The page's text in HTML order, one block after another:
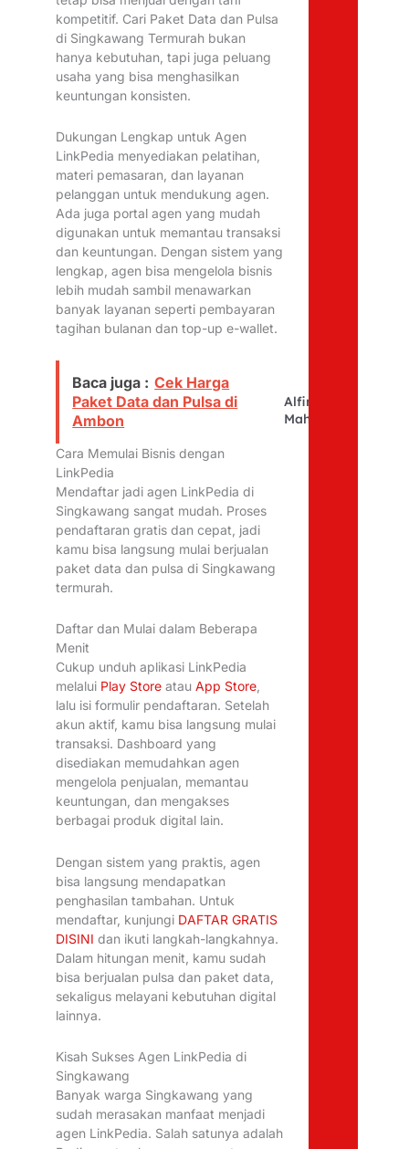
kompetitif. Cari Paket Data dan Pulsa
di Singkawang Termurah bukan
hanya kebutuhan, tapi juga peluang
usaha yang bisa menghasilkan
keuntungan konsisten.
Dukungan Lengkap untuk Agen
LinkPedia menyediakan pelatihan,
materi pemasaran, dan layanan
pelanggan untuk mendukung agen.
Ada juga portal agen yang mudah
digunakan untuk memantau transaksi
dan keuntungan. Dengan sistem yang
lengkap, agen bisa mengelola bisnis
lebih mudah sambil menawarkan
banyak layanan seperti pembayaran
tagihan bulanan dan top-up e-wallet.
Baca juga : Cek Harga
Paket Data dan Pulsa di
Ambon
Cara Memulai Bisnis dengan
LinkPedia
Mendaftar jadi agen LinkPedia di
Singkawang sangat mudah. Proses
pendaftaran gratis dan cepat, jadi
kamu bisa langsung mulai berjualan
paket data dan pulsa di Singkawang
termurah.
Daftar dan Mulai dalam Beberapa
Menit
Cukup unduh aplikasi LinkPedia
melalui Play Store atauApp Store
lalu isi formulir pendaftaran. Setelah
akun aktif, kamu bisa langsung mulai
transaksi. Dashboard yang
disediakan memudahkan agen
mengelola penjualan, memantau
keuntungan, dan mengakses
berbagai produk digital lain.
Dengan sistem yang praktis, agen
bisa langsung mendapatkan
penghasilan tambahan. Untuk
mendaftar, kunjungi DAFTAR GRATIS
DISINI dan ikuti langkah-langkahnya.
Dalam hitungan menit, kamu sudah
bisa berjualan pulsa dan paket data,
sekaligus melayani kebutuhan digital
lainnya.
Kisah Sukses Agen LinkPedia di
Singkawang
Banyak warga Singkawang yang
sudah merasakan manfaat menjadi
agen LinkPedia. Salah satunya adalah
Alfina
Mahfudhoh